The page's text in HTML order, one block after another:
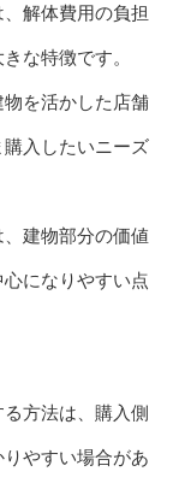
解体費用の負担
な特徴です。
を活かした店舗
入したいニーズ
建物部分の価値
になりやすい点
方法は、購入側
やすい場合があ